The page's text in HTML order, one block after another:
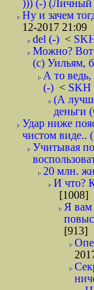
))) (-) (Личный
Ну и зачем
12-2017 21:09
del (-) <
Можно? Вот
(с) Уильям,
А то
(-) < SKH
(А
деньги
Удар ниже
чистом виде..
Учитывая
20 млн.
И что?
[1008]
Я вам
[913]